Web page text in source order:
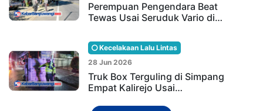
Perempuan Pengendara Beat
Tewas Usai Seruduk Vario di…
Kecelakaan Lalu Lintas
28 Jun 2026
Truk Box Terguling di Simpang
Empat Kalirejo Usai…